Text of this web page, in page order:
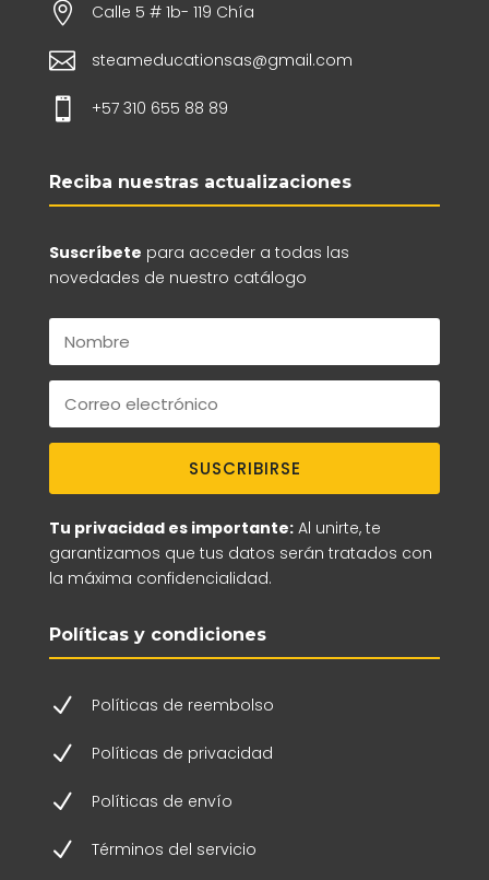
 Calle 5 # 1b- 119 Chía
 steameducationsas@gmail.com
 +57 310 655 88 89
Reciba nuestras actualizaciones
Suscríbete para acceder a todas las
novedades de nuestro catálogo
SUSCRIBIRSE
Tu privacidad es importante:Al unirte, te
garantizamos que tus datos serán tratados con
la máxima confidencialidad.
Políticas y condiciones
N Políticas de reembolso
N Políticas de privacidad
N Políticas de envío
N Términos del servicio